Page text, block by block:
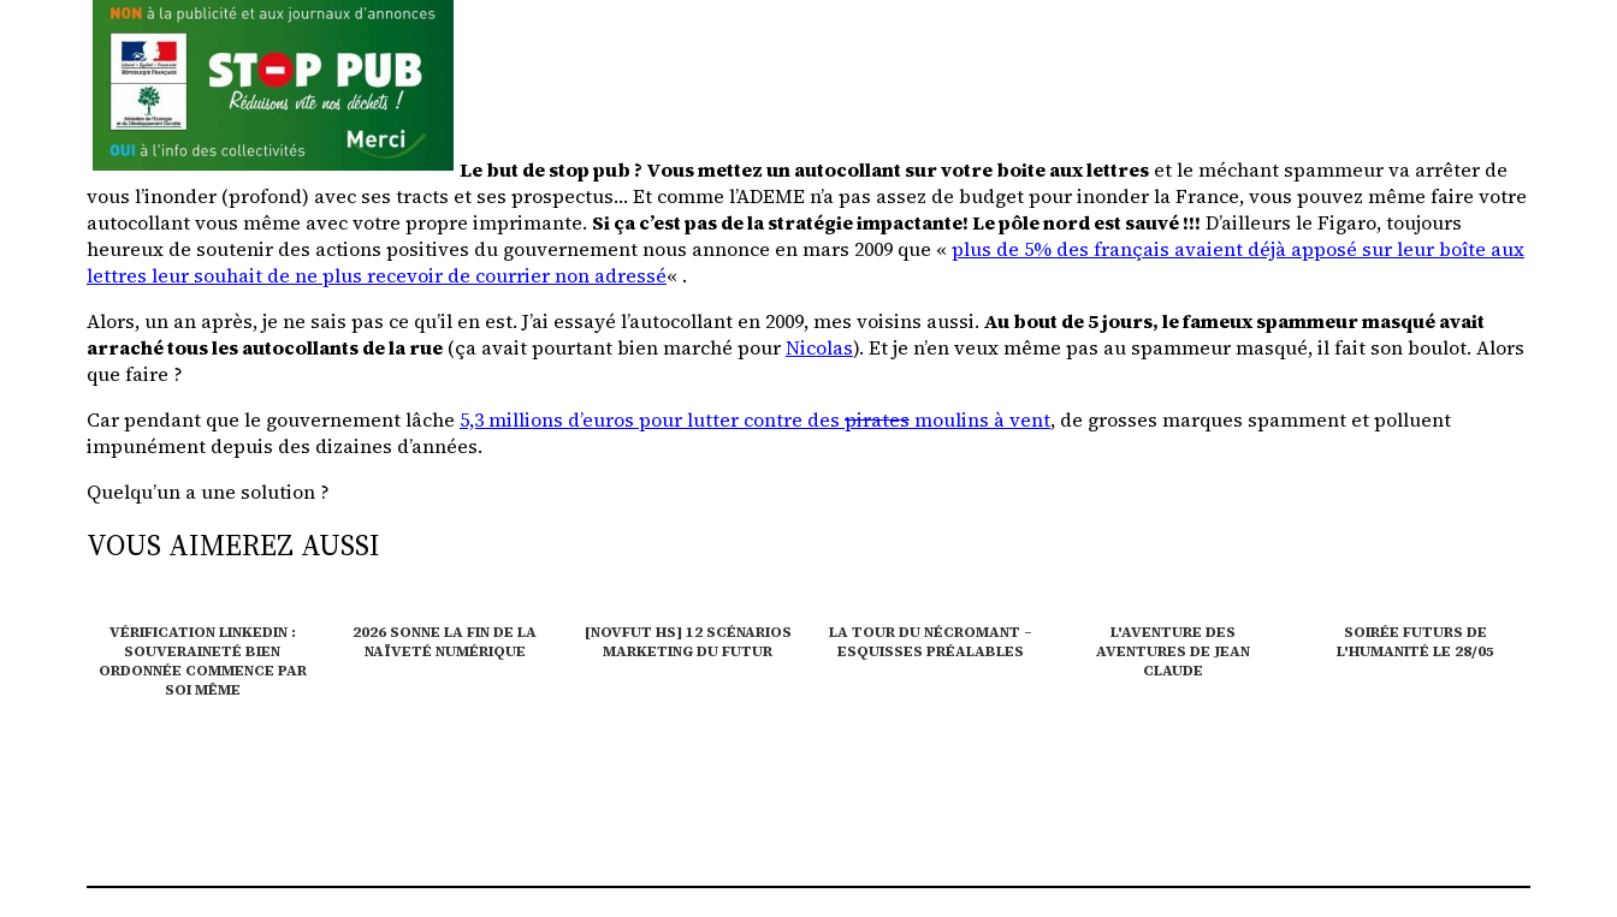
Le but de stop pub ? Vous mettez un autocollant sur votre boite aux lettres et le méchant spammeur va arrêter de
vous l’inonder (profond) avec ses tracts et ses prospectus… Et comme l’ADEME n’a pas assez de budget pour inonder la France, vous pouvez même faire votre
autocollant vous même avec votre propre imprimante. Si ça c’est pas de la stratégie impactante! Le pôle nord est sauvé !!! D’ailleurs le Figaro, toujours
heureux de soutenir des actions positives du gouvernement nous annonce en mars 2009 que « plus de 5% des français avaient déjà apposé sur leur boîte aux
lettres leur souhait de ne plus recevoir de courrier non adressé« .
Alors, un an après, je ne sais pas ce qu’il en est. J’ai essayé l’autocollant en 2009, mes voisins aussi. Au bout de 5 jours, le fameux spammeur masqué avait
arraché tous les autocollants de la rue (ça avait pourtant bien marché pourNicolas). Et je n’en veux même pas au spammeur masqué, il fait son boulot. Alors
que faire ?
Car pendant que le gouvernement lâche 5,3 millions d’euros pour lutter contre des piratesmoulins à vent, de grosses marques spamment et polluent
impunément depuis des dizaines d’années.
Quelqu’un a une solution ?
VOUS AIMEREZ AUSSI
VÉRIFICATION LINKEDIN :
SOUVERAINETÉ BIEN
ORDONNÉE COMMENCE PAR
SOI MÊME
2026 SONNE LA FIN DE LA
NAÏVETÉ NUMÉRIQUE
[NOVFUT HS] 12 SCÉNARIOS
MARKETING DU FUTUR
LA TOUR DU NÉCROMANT –
ESQUISSES PRÉALABLES
L'AVENTURE DES
AVENTURES DE JEAN
CLAUDE
SOIRÉE FUTURS DE
L'HUMANITÉ LE 28/05